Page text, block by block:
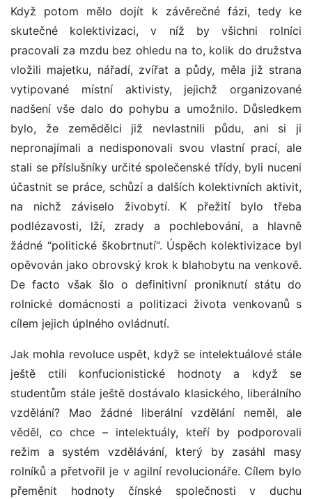
Když potom mělo dojít k závěrečné fázi, tedy ke
skutečné kolektivizaci, v níž by všichni rolníci
pracovali za mzdu bez ohledu na to, kolik do družstva
vložili majetku, nářadí, zvířat a půdy, měla již strana
vytipované místní aktivisty, jejichž organizované
nadšení vše dalo do pohybu a umožnilo. Důsledkem
bylo, že zemědělci již nevlastnili půdu, ani si ji
nepronajímali a nedisponovali svou vlastní prací, ale
stali se příslušníky určité společenské třídy, byli nuceni
účastnit se práce, schůzí a dalších kolektivních aktivit,
na nichž záviselo živobytí. K přežití bylo třeba
podlézavosti, lží, zrady a pochlebování, a hlavně
žádné “politické škobrtnutí“. Úspěch kolektivizace byl
opěvován jako obrovský krok k blahobytu na venkově.
De facto však šlo o definitivní proniknutí státu do
rolnické domácnosti a politizaci života venkovanů s
cílem jejich úplného ovládnutí.
Jak mohla revoluce uspět, když se intelektuálové stále
ještě ctili konfucionistické hodnoty a když se
studentům stále ještě dostávalo klasického, liberálního
vzdělání? Mao žádné liberální vzdělání neměl, ale
věděl, co chce – intelektuály, kteří by podporovali
režim a systém vzdělávání, který by zasáhl masy
rolníků a přetvořil je v agilní revolucionáře. Cílem bylo
přeměnit hodnoty čínské společnosti v duchu